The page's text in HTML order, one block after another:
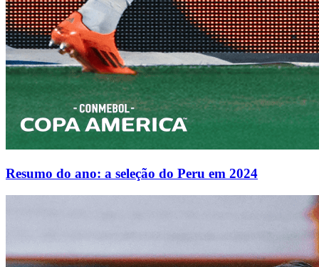
Resumo do ano: a seleção do Peru em 2024